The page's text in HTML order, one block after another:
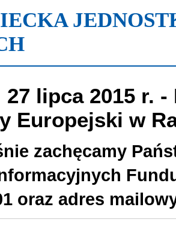
27 lipca 2015 r.
Europejski w
zachęcamy
oraz adres